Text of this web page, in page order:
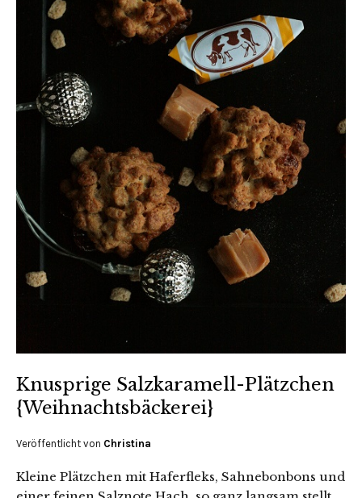
Knusprige Salzkaramell-Plätzchen
{Weihnachtsbäckerei}
Veröffentlicht von Christina
Kleine Plätzchen mit Haferfleks, Sahnebonbons und